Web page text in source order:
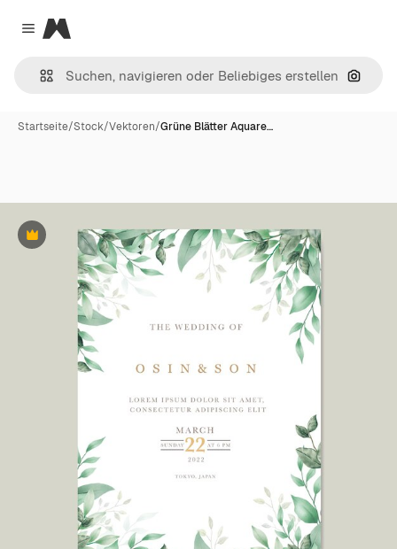
Close menu
Magnific
Nach
Startseite/Stock/Vektoren/Grüne Blätter Aquare…
Premium